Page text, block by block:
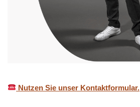
Nutzen Sie unser Kontaktformular.